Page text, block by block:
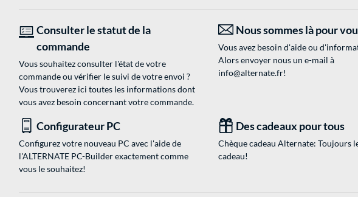
Consulter le statut de la
commande
Vous souhaitez consulter l'état de votre
commande ou vérifier le suivi de votre envoi ?
Vous trouverez ici toutes les informations dont
vous avez besoin concernant votre commande.
Nous sommes là pour
Vous avez besoin d'aide ou
Alors envoyer nous un e-mail à
info@alternate.fr!
Configurateur PC
Configurez votre nouveau PC avec l'aide de
l'ALTERNATE PC-Builder exactement comme
vous le souhaitez!
Des cadeaux pour tous
Chèque cadeau Alternate: Toujours
cadeau!